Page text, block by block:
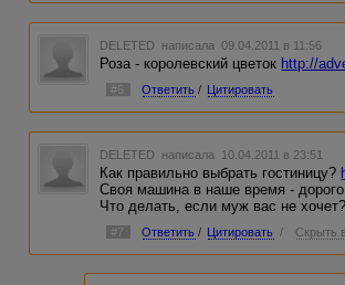
DELETED написала 09.04.2011 в 11:56
Роза - королевский цветок http://
#6 Ответить / Цитировать
DELETED написала 10.04.2011 в 23:51
Как правильно выбрать гостиницу?
Своя машина в наше время -
Что делать, если муж вас не хочет?
#7 Ответить / Цитировать / Скрыть